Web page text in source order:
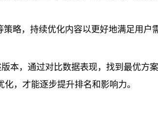
略，持续优化内容以更好地满足用户
本，通过对比数据表现，找到最优方案
，才能逐步提升排名和影响力。